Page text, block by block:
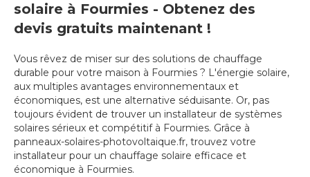
solaire à Fourmies - Obtenez des
devis gratuits maintenant !
Vous rêvez de miser sur des solutions de chauffage
durable pour votre maison à Fourmies ? L'énergie solaire,
aux multiples avantages environnementaux et
économiques, est une alternative séduisante. Or, pas
toujours évident de trouver un installateur de systèmes
solaires sérieux et compétitif à Fourmies. Grâce à
panneaux-solaires-photovoltaique.fr, trouvez votre
installateur pour un chauffage solaire efficace et
économique à Fourmies.